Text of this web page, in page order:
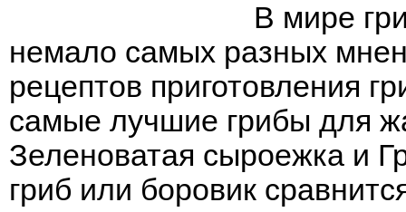
В мире
немало самых разных
рецептов приготовления
самые лучшие грибы для
Зеленоватая сыроежка и
гриб или боровик